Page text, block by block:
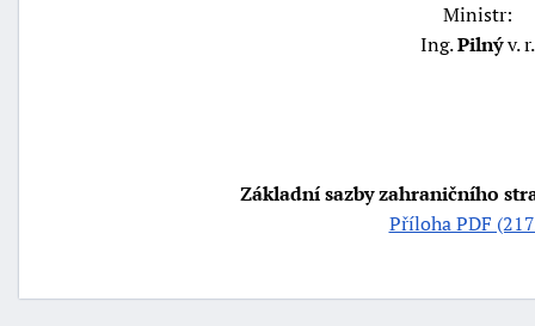
Ministr:
Ing.Pilnýv. r.
Základní sazby zahraničního
Příloha PDF